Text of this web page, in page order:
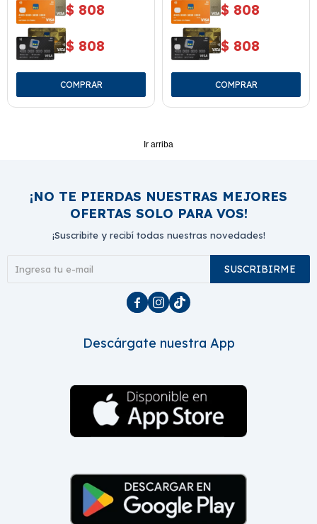
$ 808
$ 808
$ 808
$ 808
Ir arriba
¡NO TE PIERDAS NUESTRAS MEJORES
OFERTAS SOLO PARA VOS!
¡Suscribite y recibí todas nuestras novedades!
SUSCRIBIRME
  
Descárgate nuestra App